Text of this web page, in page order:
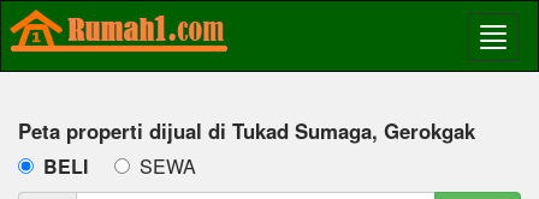
Peta properti dijual di Tukad Sumaga, Gerokgak
BELI SEWA